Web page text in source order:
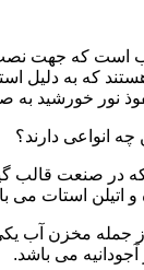
است که جهت
که به دلیل
نور خورشید
انواعی دارند؟
اتیلن استات می
جمله مخزن آب
می باشد.